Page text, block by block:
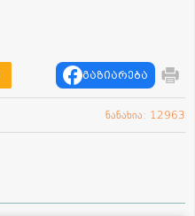
გაზიარება
ნანახია: 12963